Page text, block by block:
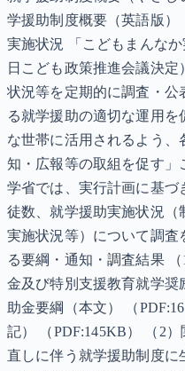
学援助制度概要（英語版）
実施状況 「こどもまんな
日こども政策推進会議決
状況等を定期的に調査・公
る就学援助の適切な運用
な世帯に活用されるよう、
知・広報等の取組を促す」
学省では、実行計画に基づ
徒数、就学援助実施状況
実施状況等）について調査
る要綱・通知・調査結果
金及び特別支援教育就学奨
助金要綱（本文） （
記） （PDF:145KB） （2
直しに伴う就学援助制度に